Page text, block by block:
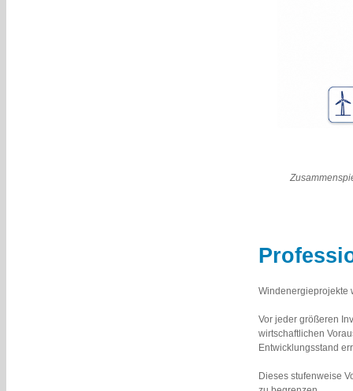
Windenergieprojekte
Vor jeder größeren
wirtschaftlichen
Entwicklungsstand
Dieses stufenweise